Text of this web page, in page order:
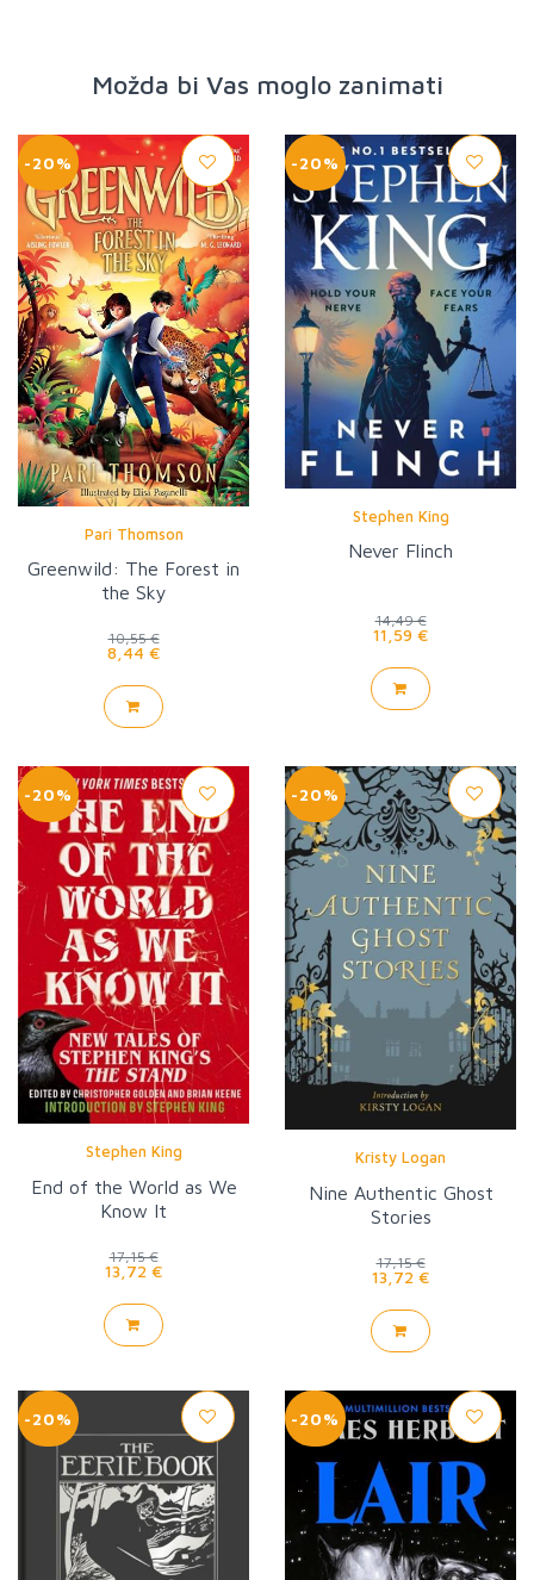
Možda bi Vas moglo zanimati
-20%
Pari Thomson
Greenwild: The Forest in
the Sky
10,55 €
8,44 €
-20%
Stephen King
Never Flinch
14,49 €
11,59 €
-20%
Stephen King
End of the World as We
Know It
17,15 €
13,72 €
-20%
Kristy Logan
Nine Authentic Ghost
Stories
17,15 €
13,72 €
-20% -20%